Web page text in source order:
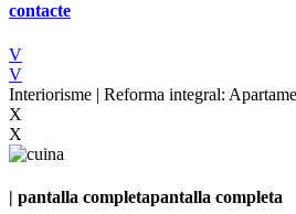
contacte
V
V
Interiorisme | Reforma integral:
X
X
| pantalla completapantalla completa